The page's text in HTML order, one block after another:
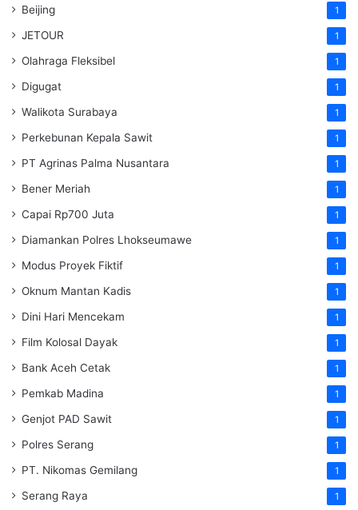
Beijing 1
JETOUR 1
Olahraga Fleksibel 1
Digugat 1
Walikota Surabaya 1
Perkebunan Kepala Sawit 1
PT Agrinas Palma Nusantara 1
Bener Meriah 1
Capai Rp700 Juta 1
Diamankan Polres Lhokseumawe 1
Modus Proyek Fiktif 1
Oknum Mantan Kadis 1
Dini Hari Mencekam 1
Film Kolosal Dayak 1
Bank Aceh Cetak 1
Pemkab Madina 1
Genjot PAD Sawit 1
Polres Serang 1
PT. Nikomas Gemilang 1
Serang Raya 1